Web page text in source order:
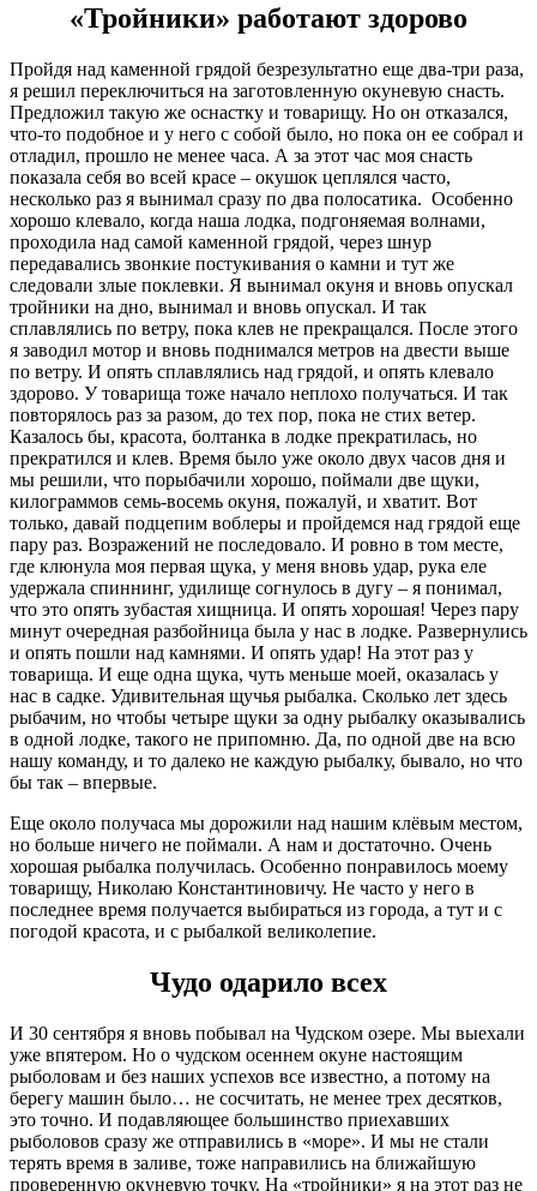
«Тройники» работают здорово
Пройдя над каменной грядой безрезультатно еще два-три раза,
я решил переключиться на заготовленную окуневую снасть.
Предложил такую же оснастку и товарищу. Но он отказался,
что-то подобное и у него с собой было, но пока он ее собрал и
отладил, прошло не менее часа. А за этот час моя снасть
показала себя во всей красе – окушок цеплялся часто,
несколько раз я вынимал сразу по два полосатика. Особенно
хорошо клевало, когда наша лодка, подгоняемая волнами,
проходила над самой каменной грядой, через шнур
передавались звонкие постукивания о камни и тут же
следовали злые поклевки. Я вынимал окуня и вновь опускал
тройники на дно, вынимал и вновь опускал. И так
сплавлялись по ветру, пока клев не прекращался. После этого
я заводил мотор и вновь поднимался метров на двести выше
по ветру. И опять сплавлялись над грядой, и опять клевало
здорово. У товарища тоже начало неплохо получаться. И так
повторялось раз за разом, до тех пор, пока не стих ветер.
Казалось бы, красота, болтанка в лодке прекратилась, но
прекратился и клев. Время было уже около двух часов дня и
мы решили, что порыбачили хорошо, поймали две щуки,
килограммов семь-восемь окуня, пожалуй, и хватит. Вот
только, давай подцепим воблеры и пройдемся над грядой еще
пару раз. Возражений не последовало. И ровно в том месте,
где клюнула моя первая щука, у меня вновь удар, рука еле
удержала спиннинг, удилище согнулось в дугу – я понимал,
что это опять зубастая хищница. И опять хорошая! Через пару
минут очередная разбойница была у нас в лодке. Развернулись
и опять пошли над камнями. И опять удар! На этот раз у
товарища. И еще одна щука, чуть меньше моей, оказалась у
нас в садке. Удивительная щучья рыбалка. Сколько лет здесь
рыбачим, но чтобы четыре щуки за одну рыбалку оказывались
в одной лодке, такого не припомню. Да, по одной две на всю
нашу команду, и то далеко не каждую рыбалку, бывало, но что
бы так – впервые.
Еще около получаса мы дорожили над нашим клёвым местом,
но больше ничего не поймали. А нам и достаточно. Очень
хорошая рыбалка получилась. Особенно понравилось моему
товарищу, Николаю Константиновичу. Не часто у него в
последнее время получается выбираться из города, а тут и с
погодой красота, и с рыбалкой великолепие.
Чудо одарило всех
И 30 сентября я вновь побывал на Чудском озере. Мы выехали
уже впятером. Но о чудском осеннем окуне настоящим
рыболовам и без наших успехов все известно, а потому на
берегу машин было… не сосчитать, не менее трех десятков,
это точно. И подавляющее большинство приехавших
рыболовов сразу же отправились в «море». И мы не стали
терять время в заливе, тоже направились на ближайшую
проверенную окуневую точку. На «тройники» я на этот раз не